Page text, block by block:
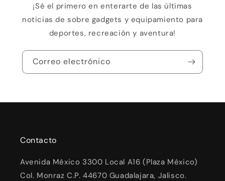
¡Sé el primero en enterarte de las últimas
noticias de sobre gadgets y equipamiento para
deportes, recreación y aventura!
Correo electrónico
Contacto
Avenida México 3300 Local A16 (Plaza México)
Col. Monraz C.P. 44670 Guadalajara, Jalisco.